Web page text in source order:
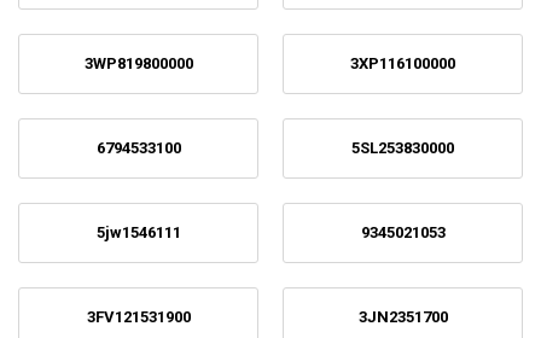
3WP819800000 3XP116100000
6794533100 5SL253830000
5jw1546111 9345021053
3FV121531900 3JN2351700